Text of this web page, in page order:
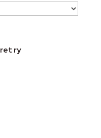
ry